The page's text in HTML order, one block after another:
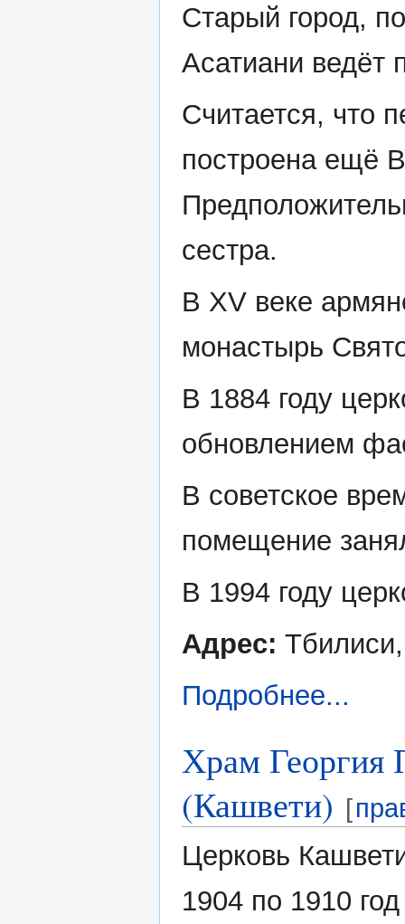
Старый город,
Асатиани ведёт
Считается, что
построена ещё
сестра.
В XV веке
монастырь
В 1884 году
обновлением
В советское
помещение
В 1994 году
Адрес:
Подробнее...
Храм Георгия
(Кашвети) [
Церковь
1904 по 1910